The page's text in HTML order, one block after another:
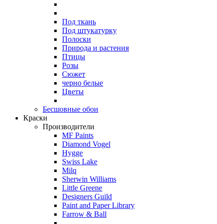
Под ткань
Под штукатурку
Полоски
Природа и растения
Птицы
Розы
Сюжет
черно белые
Цветы
Бесшовные обои
Краски
Производители
MF Paints
Diamond Vogel
Hygge
Swiss Lake
Milq
Sherwin Williams
Little Greene
Designers Guild
Paint and Paper Library
Farrow & Ball